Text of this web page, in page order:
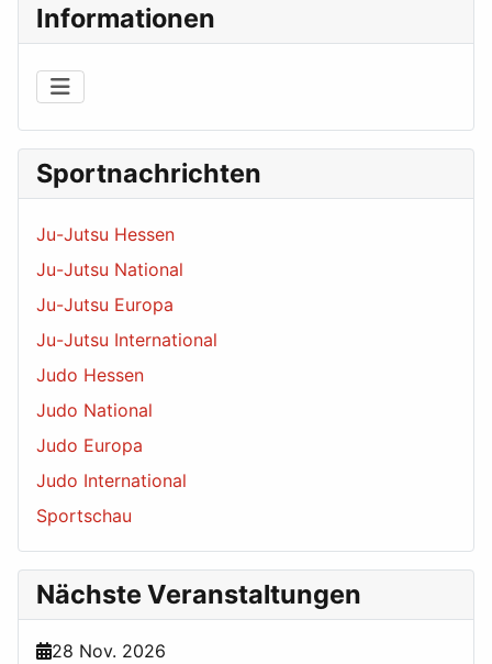
Informationen
Sportnachrichten
Ju-Jutsu Hessen
Ju-Jutsu National
Ju-Jutsu Europa
Ju-Jutsu International
Judo Hessen
Judo National
Judo Europa
Judo International
Sportschau
Nächste Veranstaltungen
28 Nov. 2026